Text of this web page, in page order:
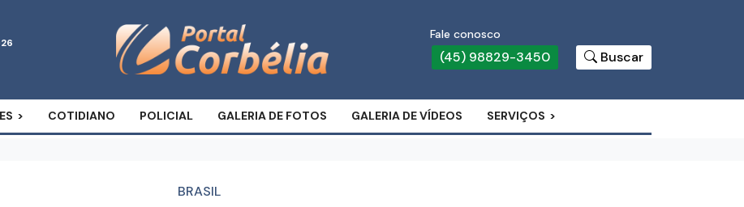
Fale conosco
(45) 98829-3450 Buscar
COTIDIANO POLICIAL GALERIA DE FOTOS GALERIA DE VÍDEOS SERVIÇOS
BRASIL